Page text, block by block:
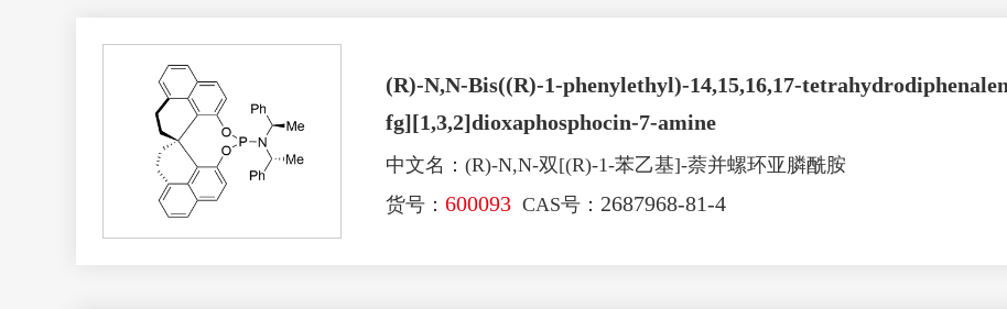
(R)-N,N-Bis((R)-1-phenylethyl)-14,15,16,17-
fg][1,3,2]dioxaphosphocin-7-amine
中文名：(R)-N,N-双[(R)-1-苯乙基]-萘并螺环亚膦酰胺
货号： 600093 CAS号： 2687968-81-4